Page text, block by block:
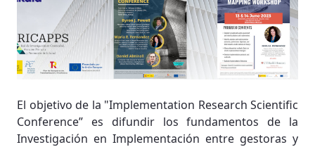
El objetivo de la "Implementation Research Scientific
Conference” es difundir los fundamentos de la
Investigación en Implementación entre gestoras y